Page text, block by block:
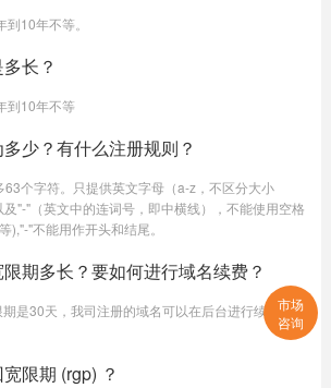
10年不等。
长？
到10年不等
少？有什么注册规则？
63个字符。只提供英文字母（a-z，不区分大小
"-"（英文中的连词号，即中横线），不能使用空格
),"-"不能用作开头和结尾。
期多长？要如何进行域名续费？
期是30天，我司注册的域名可以在后台进行续费生
限期 (rgp) ？
市场
咨询